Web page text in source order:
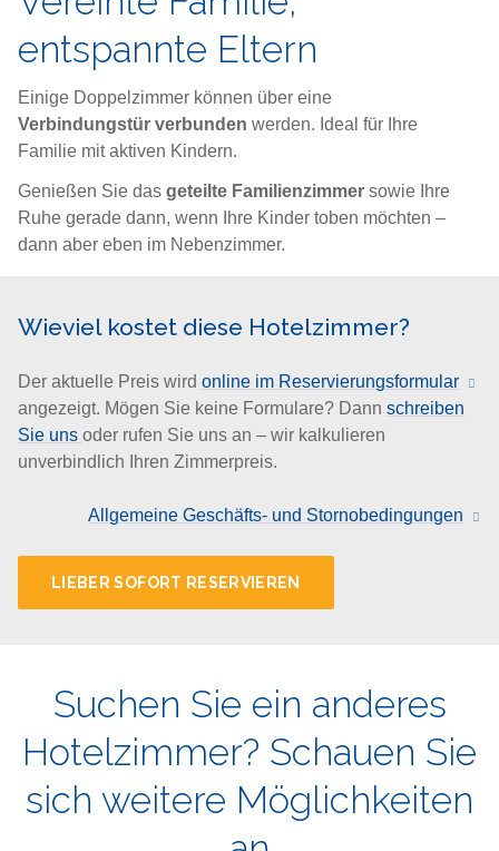
entspannte Eltern
Einige Doppelzimmer können über eine
Verbindungstür verbunden werden. Ideal für Ihre
Familie mit aktiven Kindern.
Genießen Sie das geteilte Familienzimmer sowie Ihre
Ruhe gerade dann, wenn Ihre Kinder toben möchten –
dann aber eben im Nebenzimmer.
Wieviel kostet diese Hotelzimmer?
Der aktuelle Preis wird online im Reservierungsformular
angezeigt. Mögen Sie keine Formulare? Dann schreiben
Sie uns oder rufen Sie uns an – wir kalkulieren
unverbindlich Ihren Zimmerpreis.
Allgemeine Geschäfts- und Stornobedingungen
LIEBER SOFORT RESERVIEREN
Suchen Sie ein anderes
Hotelzimmer? Schauen Sie
sich weitere Möglichkeiten